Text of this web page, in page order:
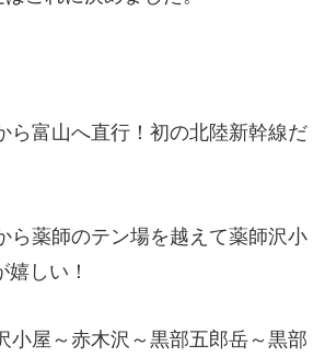
ら富山へ直行！初の北陸新幹線だ
ら薬師のテン場を越えて薬師沢小
しい！
小屋～赤木沢～黒部五郎岳～黒部